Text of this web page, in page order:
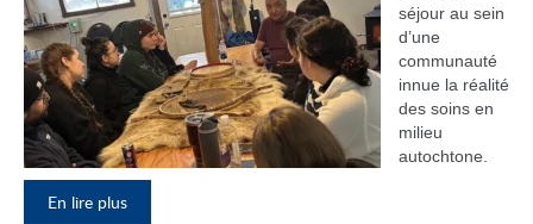
séjour au sein
d’une
communauté
innue la réalité
des soins en
milieu
autochtone.
En lire plus